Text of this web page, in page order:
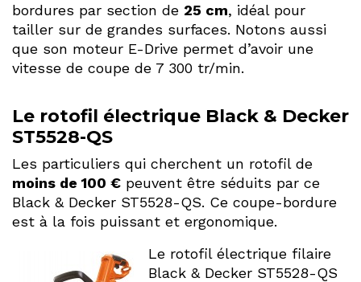
bordures par section de 25 cm, idéal pour
tailler sur de grandes surfaces. Notons aussi
que son moteur E-Drive permet d’avoir une
vitesse de coupe de 7 300 tr/min.
Le rotofil électrique Black & Decker
ST5528-QS
Les particuliers qui cherchent un rotofil de
moins de 100 € peuvent être séduits par ce
Black & Decker ST5528-QS. Ce coupe-bordure
est à la fois puissant et ergonomique.
Le rotofil électrique filaire
Black & Decker ST5528-QS